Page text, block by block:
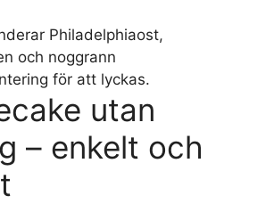
Philadelphiaost,
och noggrann
för att lyckas.
utan
– enkelt och